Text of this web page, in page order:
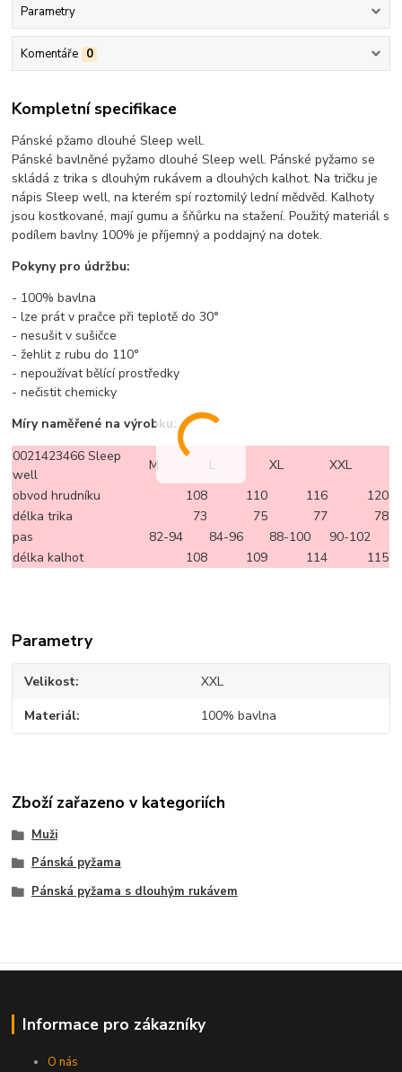
Parametry
Komentáře 0
Kompletní specifikace
Pánské pžamo dlouhé Sleep well.
Pánské bavlněné pyžamo dlouhé Sleep well. Pánské pyžamo se
skládá z trika s dlouhým rukávem a dlouhých kalhot. Na tričku je
nápis Sleep well, na kterém spí roztomilý lední mědvěd. Kalhoty
jsou kostkované, mají gumu a šňůrku na stažení. Použitý materiál s
podílem bavlny 100% je příjemný a poddajný na dotek.
Pokyny pro údržbu:
- 100% bavlna
- lze prát v pračce při teplotě do 30°
- nesušit v sušičce
- žehlit z rubu do 110°
- nepoužívat bělící prostředky
- nečistit chemicky
Míry naměřené na výrobku:
0021423466 Sleep
well
M L XL
XXL
obvod hrudníku
108 110 116
120
délka trika
73 75 77
78
pas
82-94 84-96 88-100
90-102
délka kalhot
108 109 114 115
Parametry
Velikost XXL
Materiál 100% bavlna
Zboží zařazeno v kategoriích
Muži
Pánská pyžama
Pánská pyžama s dlouhým rukávem
Informace pro zákazníky
O nás